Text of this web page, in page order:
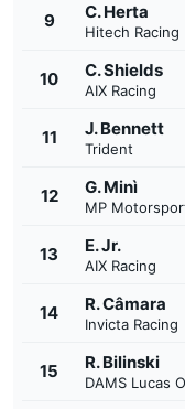
9 C. Herta
Hitech Racing
10 C. Shields
AIX Racing
11 J. Bennett
Trident
12 G. Minì
MP
13 E. Jr.
AIX Racing
14 R. Câmara
Invicta Racing
15 R. Bilinski
DAMS Lucas